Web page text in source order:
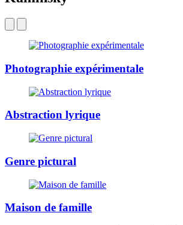
Photographie expérimentale
Abstraction lyrique
Genre pictural
Maison de famille